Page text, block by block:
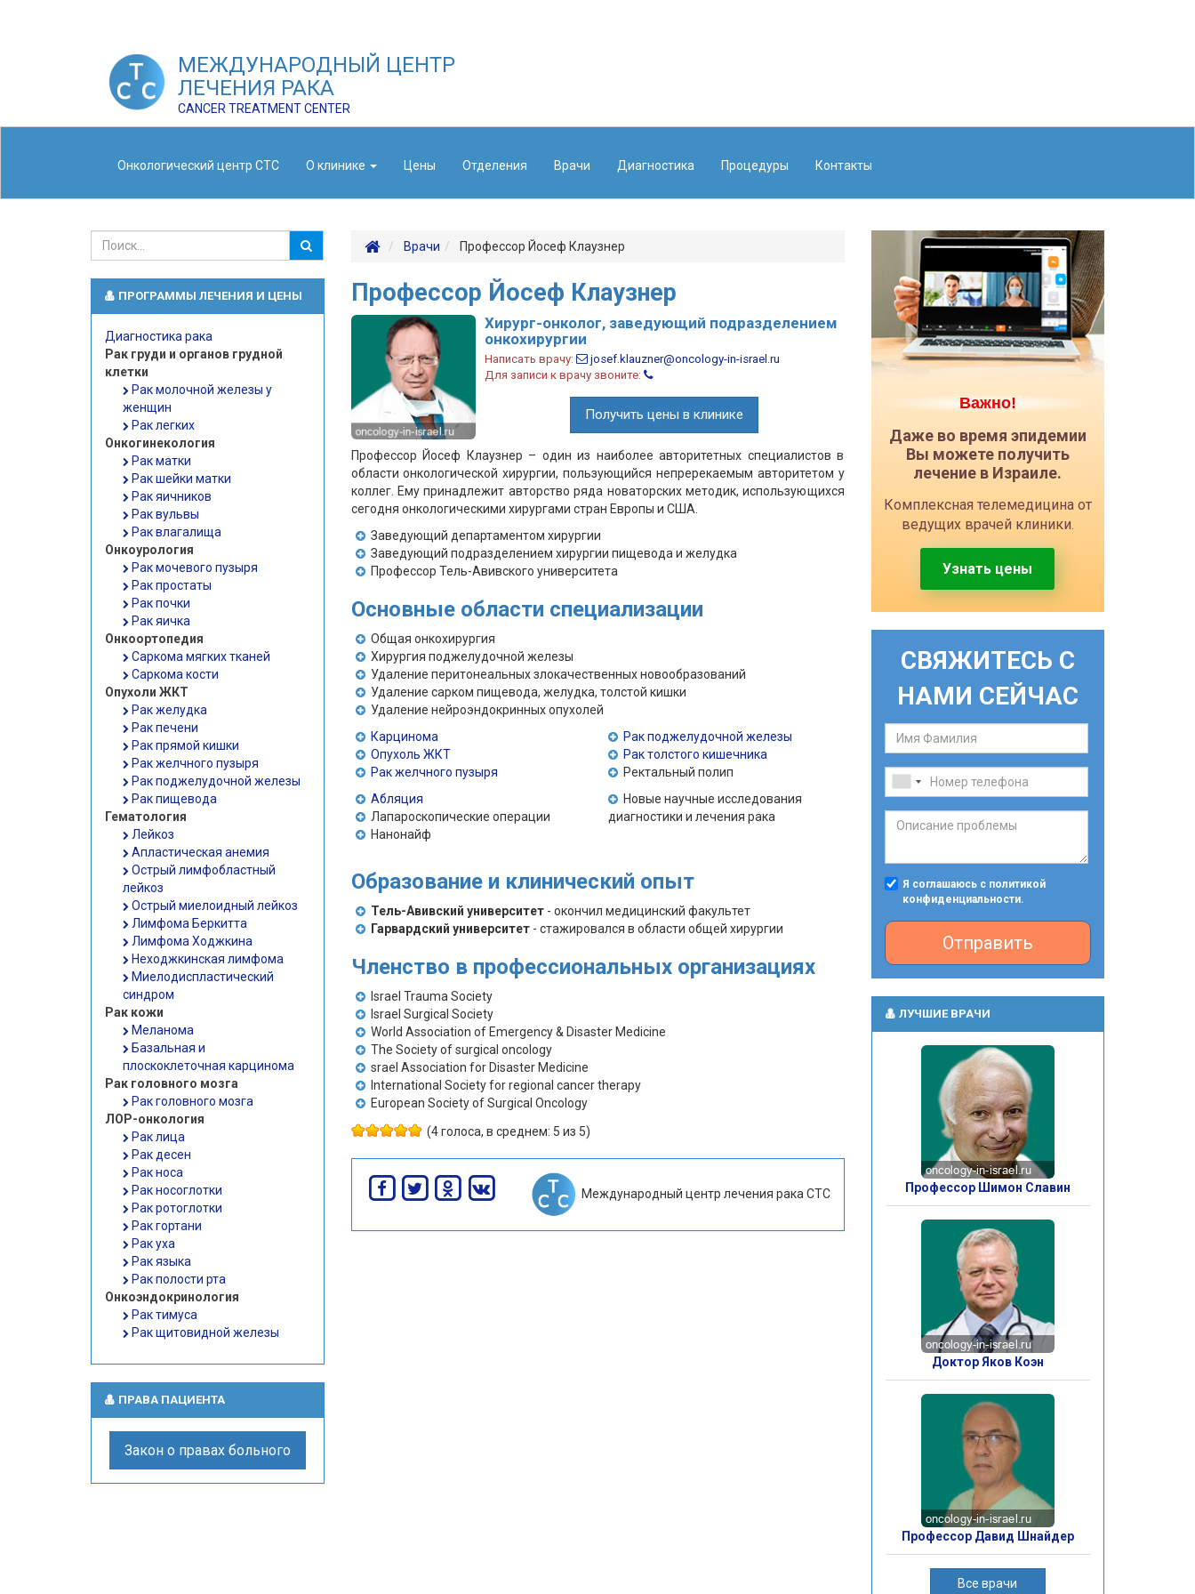
МЕЖДУНАРОДНЫЙ ЦЕНТР
ЛЕЧЕНИЯ РАКА
CANCER TREATMENT CENTER
Онкологический центр СТС О клинике Цены Отделения Врачи Диагностика Процедуры Контакты
Врачи Профессор Йосеф Клаузнер
Профессор Йосеф Клаузнер
Хирург-онколог, заведующий подразделением
онкохирургии
Написать врачу:
josef.klauzner@oncology-in-israel.ru
Для записи к врачу звоните:
Получить цены в клинике
Профессор Йосеф Клаузнер – один из наиболее авторитетных специалистов в
области онкологической хирургии, пользующийся непререкаемым авторитетом у
коллег. Ему принадлежит авторство ряда новаторских методик, использующихся
сегодня онкологическими хирургами стран Европы и США.
Заведующий департаментом хирургии
Заведующий подразделением хирургии пищевода и желудка
Профессор Тель-Авивского университета
Основные области специализации
Общая онкохирургия
Хирургия поджелудочной железы
Удаление перитонеальных злокачественных новообразований
Удаление сарком пищевода, желудка, толстой кишки
Удаление нейроэндокринных опухолей
Карцинома
Опухоль ЖКТ
Рак желчного пузыря
Рак поджелудочной железы
Рак толстого кишечника
Ректальный полип
Абляция
Лапароскопические операции
Нанонайф
Новые научные исследования
диагностики и лечения рака
Образование и клинический опыт
Тель-Авивский университет - окончил медицинский факультет
Гарвардский университет - стажировался в области общей хирургии
Членство в профессиональных организациях
Israel Trauma Society
Israel Surgical Society
World Association of Emergency & Disaster Medicine
The Society of surgical oncology
srael Association for Disaster Medicine
International Society for regional cancer therapy
European Society of Surgical Oncology
(4 голоса, в среднем: 5 из 5)
Международный центр лечения рака СТС
ПРОГРАММЫ ЛЕЧЕНИЯ И ЦЕНЫ
Диагностика рака
Рак груди и органов грудной
клетки
Рак молочной железы у
женщин
Рак легких
Онкогинекология
Рак матки
Рак шейки матки
Рак яичников
Рак вульвы
Рак влагалища
Онкоурология
Рак мочевого пузыря
Рак простаты
Рак почки
Рак яичка
Онкоортопедия
Саркома мягких тканей
Саркома кости
Опухоли ЖКТ
Рак желудка
Рак печени
Рак прямой кишки
Рак желчного пузыря
Рак поджелудочной железы
Рак пищевода
Гематология
Лейкоз
Апластическая анемия
Острый лимфобластный
лейкоз
Острый миелоидный лейкоз
Лимфома Беркитта
Лимфома Ходжкина
Неходжкинская лимфома
Миелодиспластический
синдром
Рак кожи
Меланома
Базальная и
плоскоклеточная карцинома
Рак головного мозга
Рак головного мозга
ЛОР-онкология
Рак лица
Рак десен
Рак носа
Рак носоглотки
Рак ротоглотки
Рак гортани
Рак уха
Рак языка
Рак полости рта
Онкоэндокринология
Рак тимуса
Рак щитовидной железы
ПРАВА ПАЦИЕНТА
Закон о правах больного
Важно!
Даже во время эпидемии
Вы можете получить
лечение в Израиле.
Комплексная телемедицина от
ведущих врачей клиники.
Узнать цены
СВЯЖИТЕСЬ С
НАМИ СЕЙЧАС
Я соглашаюсь с политикой
конфиденциальности.
Отправить
ЛУЧШИЕ ВРАЧИ
Профессор Шимон Славин
Доктор Яков Коэн
Профессор Давид Шнайдер
Все врачи